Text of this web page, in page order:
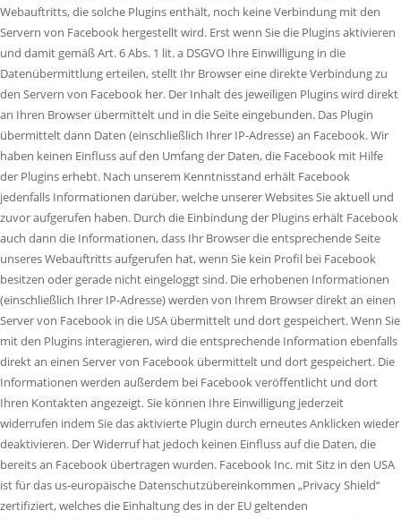
Webauftritts, die solche Plugins enthält, noch keine Verbindung mit den
Servern von Facebook hergestellt wird. Erst wenn Sie die Plugins aktivieren
und damit gemäß Art. 6 Abs. 1 lit. a DSGVO Ihre Einwilligung in die
Datenübermittlung erteilen, stellt Ihr Browser eine direkte Verbindung zu
den Servern von Facebook her. Der Inhalt des jeweiligen Plugins wird direkt
an Ihren Browser übermittelt und in die Seite eingebunden. Das Plugin
übermittelt dann Daten (einschließlich Ihrer IP-Adresse) an Facebook. Wir
haben keinen Einfluss auf den Umfang der Daten, die Facebook mit Hilfe
der Plugins erhebt. Nach unserem Kenntnisstand erhält Facebook
jedenfalls Informationen darüber, welche unserer Websites Sie aktuell und
zuvor aufgerufen haben. Durch die Einbindung der Plugins erhält Facebook
auch dann die Informationen, dass Ihr Browser die entsprechende Seite
unseres Webauftritts aufgerufen hat, wenn Sie kein Profil bei Facebook
besitzen oder gerade nicht eingeloggt sind. Die erhobenen Informationen
(einschließlich Ihrer IP-Adresse) werden von Ihrem Browser direkt an einen
Server von Facebook in die USA übermittelt und dort gespeichert. Wenn Sie
mit den Plugins interagieren, wird die entsprechende Information ebenfalls
direkt an einen Server von Facebook übermittelt und dort gespeichert. Die
Informationen werden außerdem bei Facebook veröffentlicht und dort
Ihren Kontakten angezeigt. Sie können Ihre Einwilligung jederzeit
widerrufen indem Sie das aktivierte Plugin durch erneutes Anklicken wieder
deaktivieren. Der Widerruf hat jedoch keinen Einfluss auf die Daten, die
bereits an Facebook übertragen wurden. Facebook Inc. mit Sitz in den USA
ist für das us-europäische Datenschutzübereinkommen „Privacy Shield“
zertifiziert, welches die Einhaltung des in der EU geltenden